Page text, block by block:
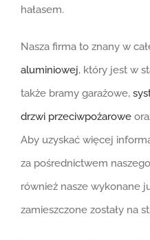
hałasem.
Nasza firma to znany w
aluminiowej, który jest w
także bramy garażowe,
drzwi przeciwpożarowe
Aby uzyskać więcej
za pośrednictwem
również nasze wykonane
zamieszczone zostały na